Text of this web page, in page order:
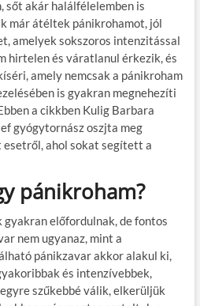
sőt akár halálfélelemben is
már átéltek pánikrohamot, jól
amelyek sokszoros intenzitással
hirtelen és váratlanul érkezik, és
amely nemcsak a pánikroham
is gyakran megnehezíti
a cikkben Kulig Barbara
gyógytornász oszjta meg
ahol sokat segített a
pánikroham?
gyakran előfordulnak, de fontos
nem ugyanaz, mint a
pánikzavar akkor alakul ki,
és intenzívebbek,
szűkebbé válik, elkerüljük